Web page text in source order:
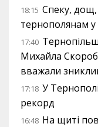
18:15 Спеку,
тернополянам
17:40
Михайла
вважали
17:18 У
рекорд
16:48 На щиті